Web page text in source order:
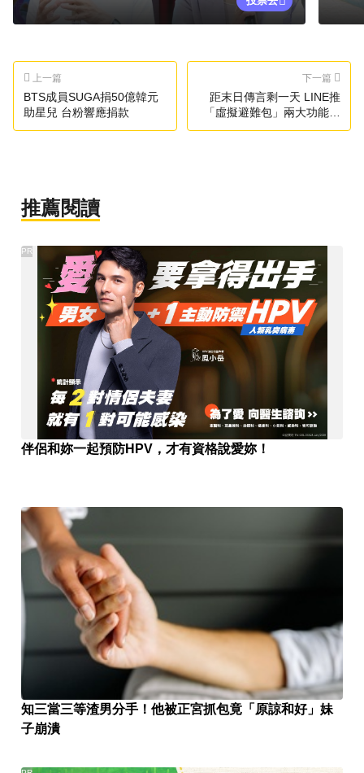
上一篇
BTS成員SUGA捐50億韓元
助星兒 台粉響應捐款
下一篇
距末日傳言剩一天 LINE推
「虛擬避難包」兩大功能救
命
推薦閱讀
伴侶和妳一起預防HPV，才有資格說愛妳！
PR
知三當三等渣男分手！他被正宮抓包竟「原諒和好」妹
子崩潰